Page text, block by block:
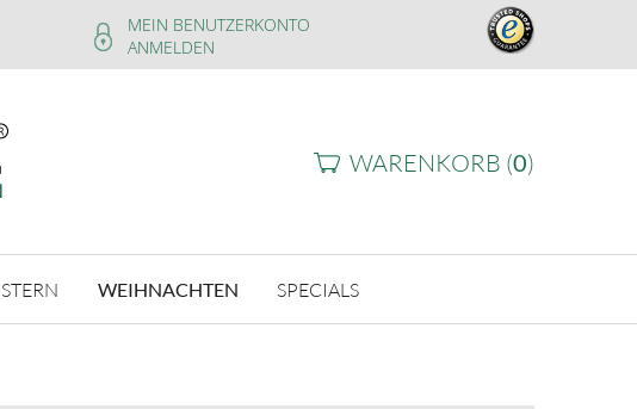
MEIN BENUTZERKONTO
ANMELDEN
WARENKORB (0)
WEIHNACHTEN SPECIALS